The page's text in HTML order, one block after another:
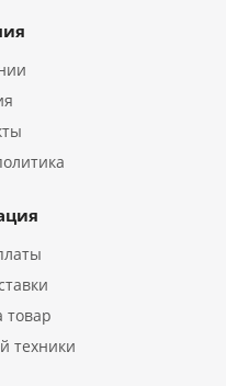
товар
техники